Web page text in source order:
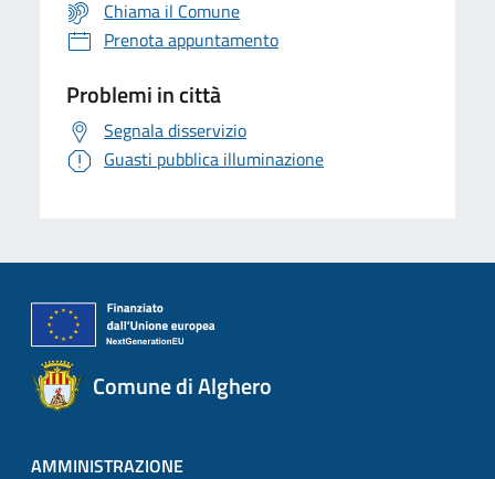
Chiama il Comune
Prenota appuntamento
Problemi in città
Segnala disservizio
Guasti pubblica illuminazione
Comune di Alghero
AMMINISTRAZIONE